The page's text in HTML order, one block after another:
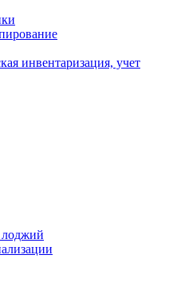
инвентаризация, учет
лоджий